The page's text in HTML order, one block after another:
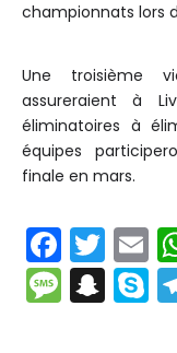
championnats lors
Une troisième
assureraient à
éliminatoires à
équipes
finale en mars.
F
a
c
T
w
itt
E
M S S